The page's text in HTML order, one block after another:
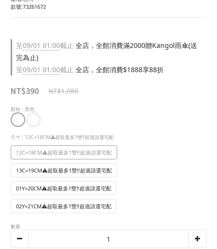
款號:73261672
至09/01 01:00截止 全店，全館消費滿2000贈Kangol雨傘(送
完為止)
至09/01 01:00截止 全店，全館消費$1888享88折
NT$390 NT$1,080
顏色 : 黑色
尺寸 : 12C=18CM⚠️超取最多1雙‼️超過請選宅配
12C=18CM⚠️超取最多1雙‼️超過請選宅配
13C=19CM⚠️超取最多1雙‼️超過請選宅配
01Y=20CM⚠️超取最多1雙‼️超過請選宅配
02Y=21CM⚠️超取最多1雙‼️超過請選宅配
數量